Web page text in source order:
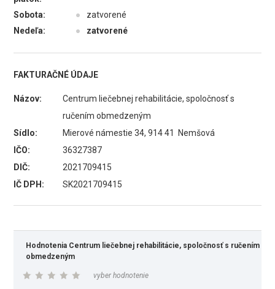
Sobota: ●
zatvorené
Nedeľa:
● zatvorené
FAKTURAČNÉ ÚDAJE
Názov:
Centrum liečebnej rehabilitácie, spoločnosť s
ručením obmedzeným
Sídlo:
Mierové námestie 34, 914 41 Nemšová
IČO:
36327387
DIČ:
2021709415
IČ DPH:
SK2021709415
Hodnotenia Centrum liečebnej rehabilitácie, spoločnosť s ručením
obmedzeným
vyber hodnotenie